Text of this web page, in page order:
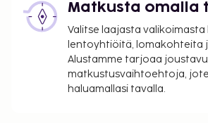
Matkusta omalla
Valitse laajasta
lentoyhtiöitä, lomakohteita
Alustamme tarjoaa
matkustusvaihtoehtoja,
haluamallasi tavalla.